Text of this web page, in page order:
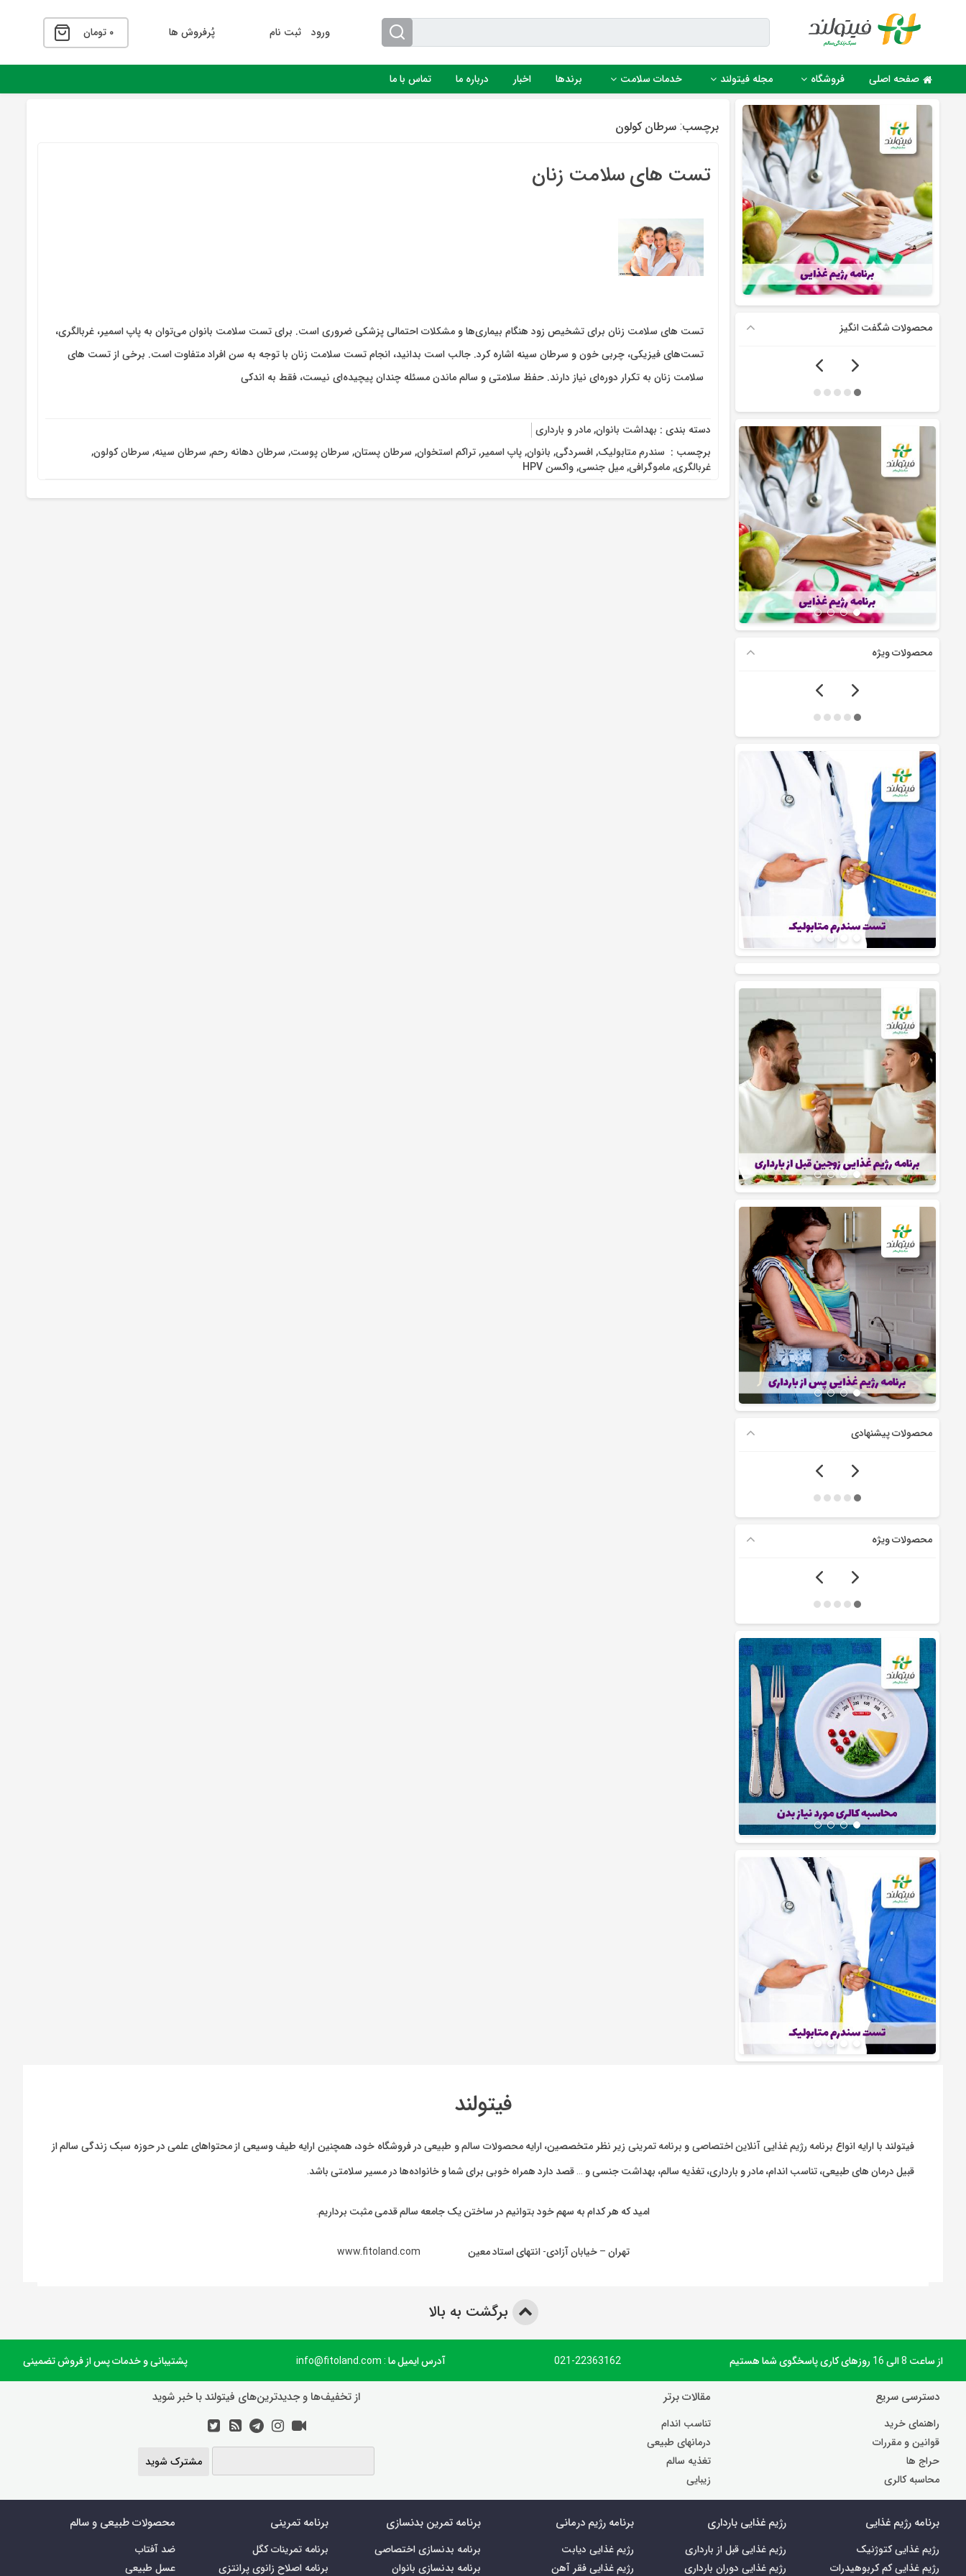
ورود ثبت نام پُرفروش ها ۰ تومان
صفحه اصلی فروشگاه مجله فیتولند خدمات سلامت برندها اخبار درباره ما تماس با ما
برچسب: سرطان کولون
تست های سلامت زنان
تست های سلامت زنان برای تشخیص زود هنگام بیماری‌ها و مشکلات احتمالی پزشکی ضروری است. برای تست سلامت بانوان می‌توان به پاپ اسمیر،‌ غربالگری،‌
تست‌های فیزیکی، چربی خون و سرطان سینه اشاره کرد. جالب است بدانید، انجام تست سلامت زنان با توجه به سن افراد متفاوت است. برخی از تست های
سلامت زنان به تکرار دوره‌ای نیاز دارند. حفظ سلامتی و سالم ماندن مسئله چندان پیچیده‌ای نیست، فقط به اندکی
دسته بندی : بهداشت بانوان,مادر و بارداری
برچسب : ‌ سندرم متابولیک,افسردگی, بانوان,پاپ اسمیر,تراکم استخوان, سرطان پستان, سرطان پوست, سرطان دهانه رحم, سرطان سینه, سرطان کولون,
غربالگری,ماموگرافی,میل جنسی,واکسن HPV
محصولات شگفت انگیز
محصولات ویژه
محصولات پیشنهادی
محصولات ویژه
فیتولند
فیتولند با ارایه انواع برنامه رژیم غذایی آنلاین اختصاصی و برنامه تمرینی زیر نظر متخصصین، ارایهمحصولات سالم و طبیعیدر فروشگاه خود، همچنین ارایه طیف وسیعی از محتواهای علمی در حوزه سبک زندگی سالم از
قبیل درمان های طبیعی، تناسب اندام، مادر و بارداری، تغذیه سالم، بهداشت جنسی و … قصد دارد همراه خوبی برای شما و خانواده‌ها در مسیر سلامتی باشد.
امید که هر کدام به سهم خود بتوانیم در ساختن یک جامعه سالم قدمی مثبت برداریم.
تهران – خیابان آزادی- انتهای استاد معین www.fitoland.com
برگشت به بالا
از ساعت 8 الی 16 روزهای کاری پاسخگوی شما هستیم 021-22363162 آدرس ایمیل ما : info@fitoland.com پشتیبانی و خدمات پس از فروش تضمینی
دسترسی سریع
راهنمای خرید
قوانین و مقررات
حراج ها
محاسبه کالری
مقالات برتر
تناسب اندام
درمانهای طبیعی
تغذیه سالم
زیبایی
از تخفیف‌ها و جدیدترین‌های فیتولند با خبر شوید
مشترک شوید
برنامه رژیم غذایی
رژیم غذایی کتوژنیک
رژیم غذایی کم کربوهیدرات
رژیم غذایی بارداری
رژیم غذایی قبل از بارداری
رژیم غذایی دوران بارداری
برنامه رژیم درمانی
رژیم غذایی دیابت
رژیم غذایی فقر آهن
برنامه تمرین بدنسازی
برنامه بدنسازی اختصاصی
برنامه بدنسازی بانوان
برنامه تمرینی
برنامه تمرینات کگل
برنامه اصلاح زانوی پرانتزی
محصولات طبیعی و سالم
ضد آفتاب
عسل طبیعی